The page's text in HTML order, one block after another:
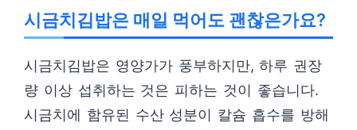
시금치김밥은 매일 먹어도 괜찮은가요?
시금치김밥은 영양가가 풍부하지만, 하루 권장
량 이상 섭취하는 것은 피하는 것이 좋습니다.
시금치에 함유된 수산 성분이 칼슘 흡수를 방해